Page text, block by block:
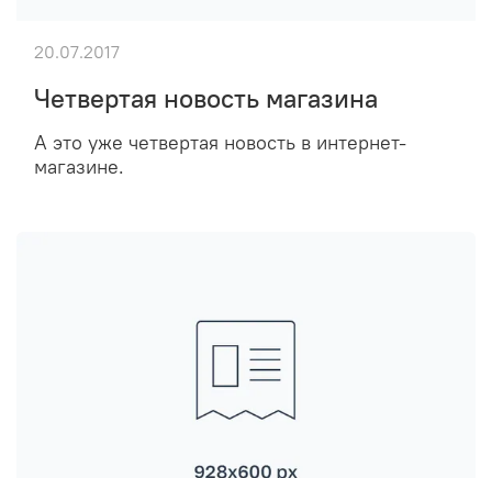
Четвертая новость магазина
А это уже четвертая новость в интернет-
магазине.
20.07.2017